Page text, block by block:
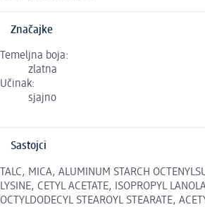
Značajke
Temeljna boja:
zlatna
Učinak:
sjajno
Sastojci
TALC, MICA, ALUMINUM STARCH
LYSINE, CETYL ACETATE, ISOPROPYL
OCTYLDODECYL STEAROYL STEARATE,